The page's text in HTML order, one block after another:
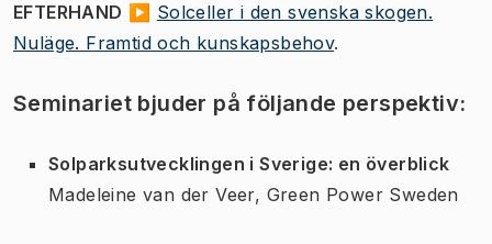
EFTERHAND ▶ Solceller i den svenska skogen.
Nuläge. Framtid och kunskapsbehov.
Seminariet bjuder på följande perspektiv:
Solparksutvecklingen i Sverige: en överblick
Madeleine van der Veer, Green Power Sweden